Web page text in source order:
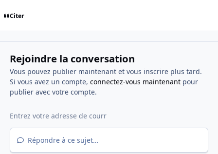
Citer
Rejoindre la conversation
Vous pouvez publier maintenant et vous inscrire plus tard.
Si vous avez un compte, connectez-vous maintenantpour
publier avec votre compte.
Répondre à ce sujet…